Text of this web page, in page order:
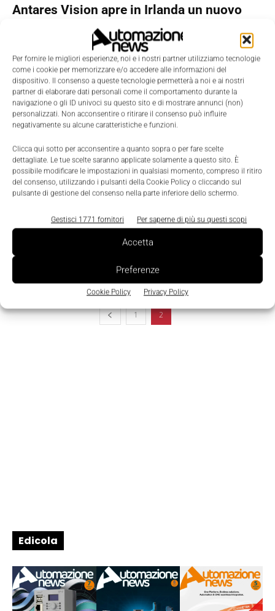
Per fornire le migliori esperienze, noi e i nostri partner utilizziamo tecnologie
come i cookie per memorizzare e/o accedere alle informazioni del
dispositivo. Il consenso a queste tecnologie permetterà a noi e ai nostri
partner di elaborare dati personali come il comportamento durante la
navigazione o gli ID univoci su questo sito e di mostrare annunci (non)
personalizzati. Non acconsentire o ritirare il consenso può influire
negativamente su alcune caratteristiche e funzioni.
Clicca qui sotto per acconsentire a quanto sopra o per fare scelte
dettagliate. Le tue scelte saranno applicate solamente a questo sito. È
possibile modificare le impostazioni in qualsiasi momento, compreso il ritiro
del consenso, utilizzando i pulsanti della Cookie Policy o cliccando sul
pulsante di gestione del consenso nella parte inferiore dello schermo.
Gestisci 1771 fornitori Per saperne di più su questi scopi
Accetta
Preferenze
Cookie Policy Privacy Policy
Antares Vision apre in Irlanda un nuovo
centro di ricerca e sviluppo
13 Dicembre 2017
Antares Vision apre in Irlanda un centro di
Nicoletta Buora
1 2
Edicola